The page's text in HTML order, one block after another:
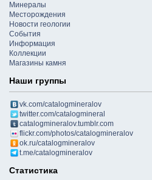
Минералы
Месторождения
Новости геологии
События
Информация
Коллекции
Магазины камня
Наши группы
vk.com/catalogmineralov
twitter.com/catalogmineral
catalogmineralov.tumblr.com
flickr.com/photos/catalogmineralov
ok.ru/catalogmineralov
t.me/catalogmineralov
Статистика